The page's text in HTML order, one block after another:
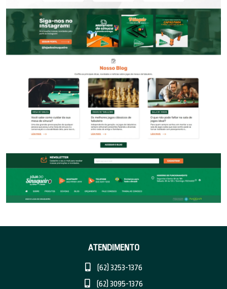
ATENDIMENTO
(62) 3253-1376
(62) 3095-1376